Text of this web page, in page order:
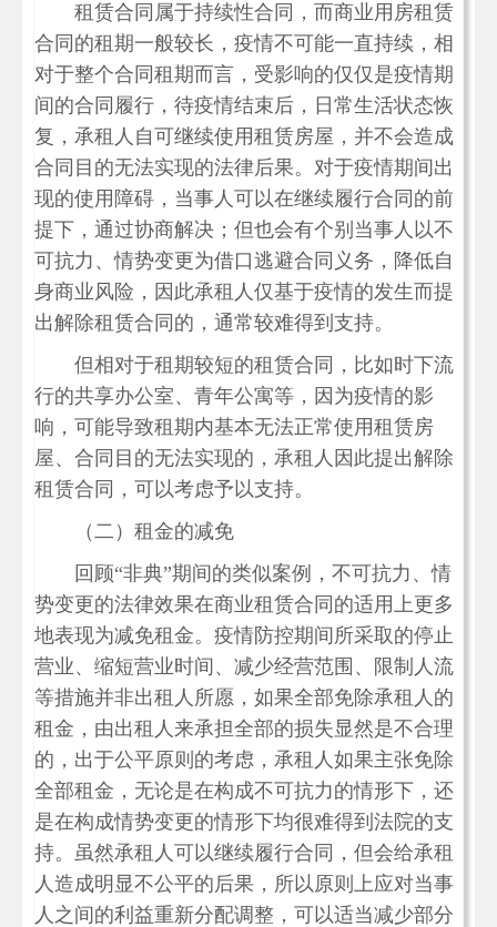
租赁合同属于持续性合同，而商业用房租赁
合同的租期一般较长，疫情不可能一直持续，相
对于整个合同租期而言，受影响的仅仅是疫情期
间的合同履行，待疫情结束后，日常生活状态恢
复，承租人自可继续使用租赁房屋，并不会造成
合同目的无法实现的法律后果。对于疫情期间出
现的使用障碍，当事人可以在继续履行合同的前
提下，通过协商解决；但也会有个别当事人以不
可抗力、情势变更为借口逃避合同义务，降低自
身商业风险，因此承租人仅基于疫情的发生而提
出解除租赁合同的，通常较难得到支持。
但相对于租期较短的租赁合同，比如时下流
行的共享办公室、青年公寓等，因为疫情的影
响，可能导致租期内基本无法正常使用租赁房
屋、合同目的无法实现的，承租人因此提出解除
租赁合同，可以考虑予以支持。
（二）租金的减免
回顾“非典”期间的类似案例，不可抗力、情
势变更的法律效果在商业租赁合同的适用上更多
地表现为减免租金。疫情防控期间所采取的停止
营业、缩短营业时间、减少经营范围、限制人流
等措施并非出租人所愿，如果全部免除承租人的
租金，由出租人来承担全部的损失显然是不合理
的，出于公平原则的考虑，承租人如果主张免除
全部租金，无论是在构成不可抗力的情形下，还
是在构成情势变更的情形下均很难得到法院的支
持。虽然承租人可以继续履行合同，但会给承租
人造成明显不公平的后果，所以原则上应对当事
人之间的利益重新分配调整，可以适当减少部分